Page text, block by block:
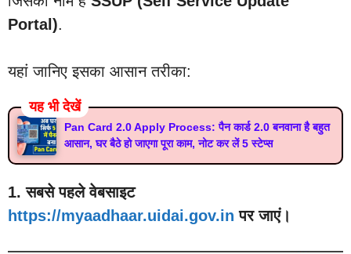
Portal).
यहां जानिए इसका आसान तरीका:
यह भी देखें
Pan Card 2.0 Apply Process: पैन कार्ड 2.0 बनवाना है बहुत
आसान, घर बैठे हो जाएगा पूरा काम, नोट कर लें 5 स्टेप्स
1. सबसे पहले वेबसाइट
https://myaadhaar.uidai.gov.in पर जाएं।